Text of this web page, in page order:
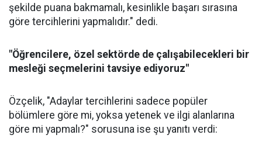
şekilde puana bakmamalı, kesinlikle başarı sırasına
göre tercihlerini yapmalıdır." dedi.
"Öğrencilere, özel sektörde de çalışabilecekleri bir
mesleği seçmelerini tavsiye ediyoruz"
Özçelik, "Adaylar tercihlerini sadece popüler
bölümlere göre mi, yoksa yetenek ve ilgi alanlarına
göre mi yapmalı?" sorusuna ise şu yanıtı verdi: